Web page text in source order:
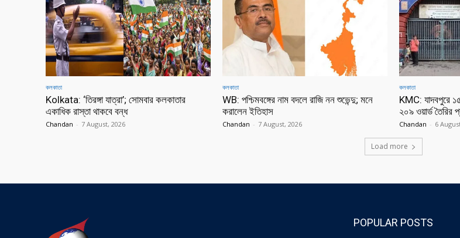
কলকাতা
Kolkata: ‘তিরঙ্গা যাত্রা’; সোমবার কলকাতার
একাধিক রাস্তা থাকবে বন্ধ
Chandan - 7 August, 2026
কলকাতা
WB: পশ্চিমবঙ্গের নাম বদলে রাজি নন শুভেন্দু; মনে
করালেন ইতিহাস
Chandan - 7 August, 2026
কলকাতা
KMC: যাদবপুরে
২০৯ ওয়ার্ড তৈরির
Chandan - 6
Load more
POPULAR POSTS